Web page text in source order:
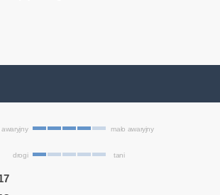
mało awaryjny
drogi tani